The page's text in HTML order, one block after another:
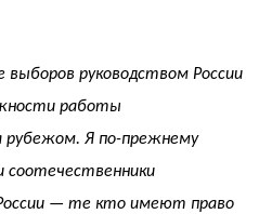
руководством России
работы
рубежом. Я по-прежнему
— те кто имеют право